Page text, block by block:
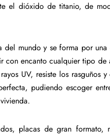
el dióxido de titanio, de
del mundo y se forma por
con encanto cualquier tipo
UV, resiste los rasguños
pudiendo escoger
placas de gran